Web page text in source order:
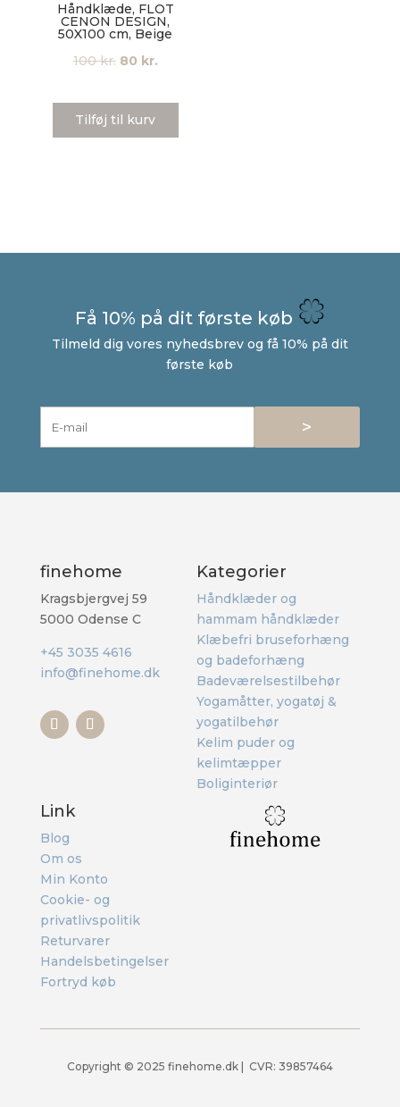
Håndklæde, FLOT
CENON DESIGN,
50X100 cm, Beige
100kr. Den
pris
80 kr.Den
pris
Tilføj til kurv
Få 10% på dit første køb
Tilmeld dig vores nyhedsbrev og få 10% på dit
første køb
>
finehome
Kragsbjergvej 59
5000 Odense C
+45 3035 4616
info@finehome.dk
Kategorier
Håndklæder og
hammam håndklæder
Klæbefri bruseforhæng
og badeforhæng
Badeværelsestilbehør
Yogamåtter, yogatøj &
yogatilbehør
Kelim puder og
kelimtæpper
Boliginteriør
Link
Blog
Om os
Min Konto
Cookie- og
privatlivspolitik
Returvarer
Handelsbetingelser
Fortryd køb
Copyright © 2025 finehome.dk | CVR: 39857464